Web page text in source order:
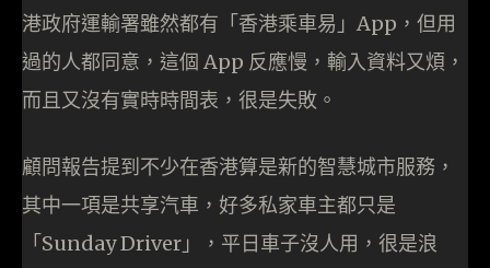
港政府運輸署雖然都有「香港乘車易」App，但用
過的人都同意，這個 App 反應慢，輸入資料又煩，
而且又沒有實時時間表，很是失敗。
顧問報告提到不少在香港算是新的智慧城市服務，
其中一項是共享汽車，好多私家車主都只是
「Sunday Driver」，平日車子沒人用，很是浪